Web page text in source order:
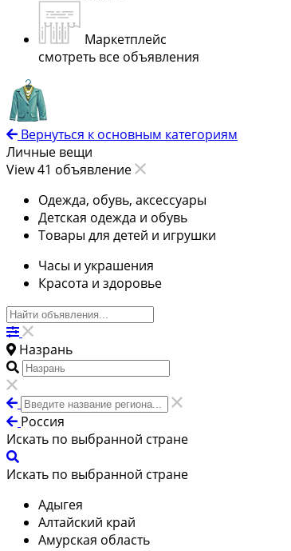
Маркетплейс
смотреть все объявления
Вернуться к основным категориям
Личные вещи
View 41 объявление
Одежда, обувь, аксессуары
Детская одежда и обувь
Товары для детей и игрушки
Часы и украшения
Красота и здоровье
Назрань
Россия
Искать по выбранной стране
Искать по выбранной стране
Адыгея
Алтайский край
Амурская область